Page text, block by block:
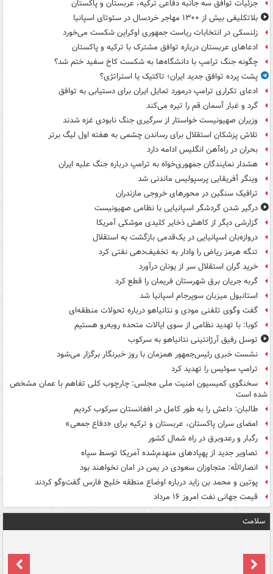
جزئیات توافق سه جانبه دفاعی ترکیه، عربستان و پاکستان
بلاتکلیفی بیش از ۱۳۰۰ مهاجر خردسال در سئوتای اسپانیا
زلنسکی در انتخابات ریاست جمهوری اوکراین شکست می‌خورد
ادعاهای عربستان درباره توافق مشترک با ترکیه و پاکستان
چگونه جنگ ترامپ با دانشگاه‌ها به شکست کاخ سفید ختم شد؟
پشت پرده توافق جدید ایران؛ تاکتیک یا استراتژی؟
ادعای تکراری ترامپ درمورد تمایل ایران برای دستیابی به توافق
گرد و غبار آسمان قم را تیره می‌کند
وزیران صهیونیست خواستار از سرگیری جنگ نابودی غزه شدند
تلاش پزشکان استقلال برای رساندن چشمی به هفته اول لیگ برتر
بحران در راه‌آهن انگلیس ادامه دارد
هشدار نمایندگان جمهوری‌خواه به ترامپ درباره جنگ علیه ایران
وینگر آفریقایی پرسپولیس ماندنی شد
ترافیک سنگین در محورهای خروجی مازندران
درگیر شدن گردشگر اسپانیایی با نظامی صهیونیست
گزارشی دیگر از کاهش ذخایر کلیدی موشکی آمریکا
دروازه‌بان اسپانیایی در یک‌قدمی بازگشت به استقلال
تنگه هرمز ریاض را وادار به تخفیف‌دهی نفتی کرد
خرید گران استقلال سر از یونان درآورد
گربه جریان برق شهرستان فریمان را قطع کرد
استانبول میزبان سوپرجام اسپانیا شد
گفت وگوی تلفنی مودی و نتانیاهو درباره تحولات منطقه‌ای
کوبا: با تهدید نظامی از سوی ایالات متحده روبه‌رو هستیم
توسل رفیق آرژانتینی نتانیاهو به سرکوب
نشست خبری رئیس‌جمهور همزمان با روز خبرنگار برگزار می‌شود
ترامپ سوئیس را تهدید کرد
سخنگوی کمیسیون امنیت ملی مجلس: چارچوب کلی تفاهم با عمان مشخص
شده است
طالبان: داعش را به طور کامل در افغانستان سرکوب کردیم
امضای سران پاکستان، عربستان و ترکیه برای «دفاع جمعی»
رگبار و رعدوبرق در راه شمال کشور
تصاویر جدید از پهپادهای منهدم‌شده آمریکا توسط سپاه
انصارالله: متجاوزان سعودی در یمن در امان نخواهند بود
پوتین و محمد بن زاید درباره اوضاع منطقه خلیج فارس گفت‌وگو کردند
قیمت جهانی نفت امروز ۱۶ مرداد
سلامت